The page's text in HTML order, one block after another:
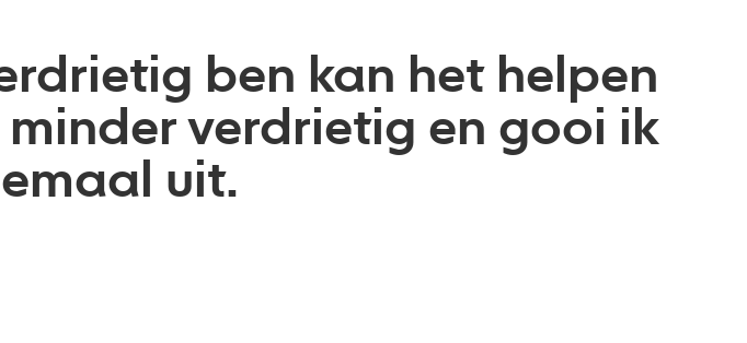
ben kan het helpen
verdrietig en gooi ik
uit.